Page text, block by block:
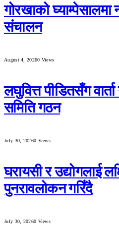
गोरखाको
संचालन
August 4, 20260 Views
लघुवित्त पीडितसँग वार्ता
समिति गठन
July 30, 20260 Views
घरायसी र उद्योगलाई
पुनरावलोकन गरिँदै
July 30, 20260 Views